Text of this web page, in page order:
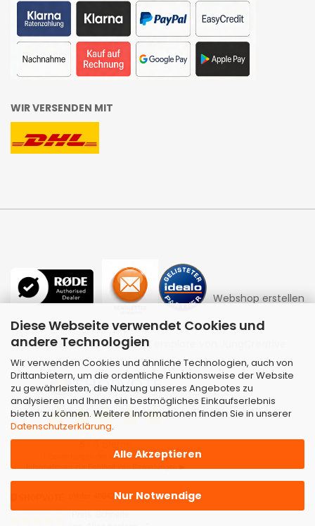
Diese Webseite verwendet Cookies und
andere Technologien
Wir verwenden Cookies und ähnliche Technologien, auch von
Drittanbietern, um die ordentliche Funktionsweise der Website
zu gewährleisten, die Nutzung unseres Angebotes zu
analysieren und Ihnen ein bestmögliches Einkaufserlebnis
bieten zu können. Weitere Informationen finden Sie in unserer
Datenschutzerklärung.
Alle Akzeptieren
Nur Notwendige
WIR VERSENDEN MIT
Webshop erstellen
mit Gambio.de © 2026 | Template von